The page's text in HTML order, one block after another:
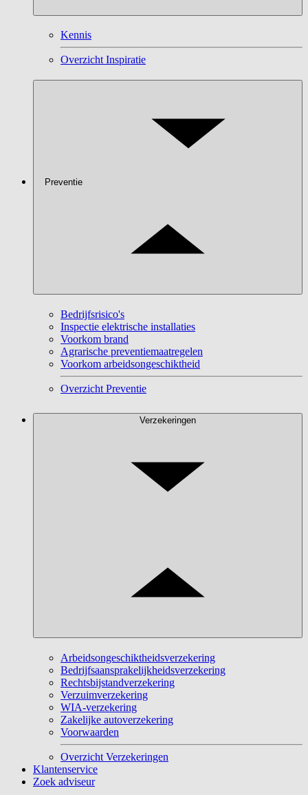
Kennis
Overzicht Inspiratie
Preventie
Bedrijfsrisico's
Inspectie elektrische installaties
Voorkom brand
Agrarische preventiemaatregelen
Voorkom arbeidsongeschiktheid
Overzicht Preventie
Verzekeringen
Arbeidsongeschiktheidsverzekering
Bedrijfsaansprakelijkheidsverzekering
Rechtsbijstandverzekering
Verzuimverzekering
WIA-verzekering
Zakelijke autoverzekering
Voorwaarden
Overzicht Verzekeringen
Klantenservice
Zoek adviseur